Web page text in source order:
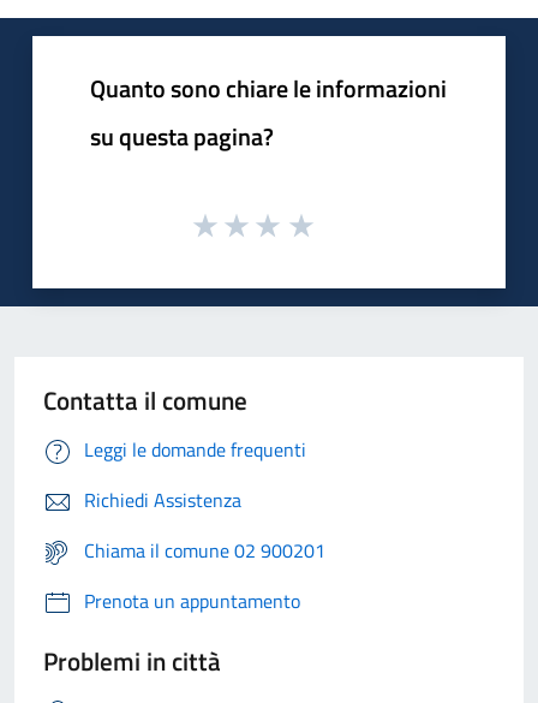
Quanto sono chiare le informazioni
su questa pagina?
Contatta il comune
Leggi le domande frequenti
Richiedi Assistenza
Chiama il comune 02 900201
Prenota un appuntamento
Problemi in città